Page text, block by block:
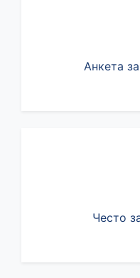
Анкета
Често